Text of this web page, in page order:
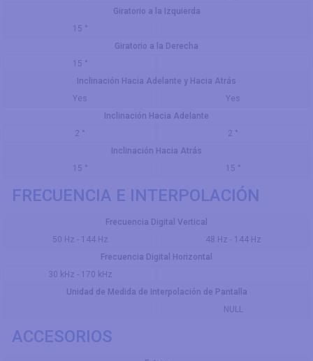
Giratorio a la Izquierda
15 °
Giratorio a la Derecha
15 °
Inclinación Hacia Adelante y Hacia Atrás
Yes
Yes
Inclinación Hacia Adelante
2 °
2 °
Inclinación Hacia Atrás
15 °
15 °
FRECUENCIA E INTERPOLACIÓN
Frecuencia Digital Vertical
50 Hz - 144 Hz
48 Hz - 144 Hz
Frecuencia Digital Horizontal
30 kHz - 170 kHz
Unidad de Medida de Interpolación de Pantalla
NULL
ACCESORIOS